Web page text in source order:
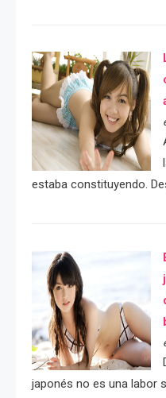
estaba constituyendo.
japonés no es una labor